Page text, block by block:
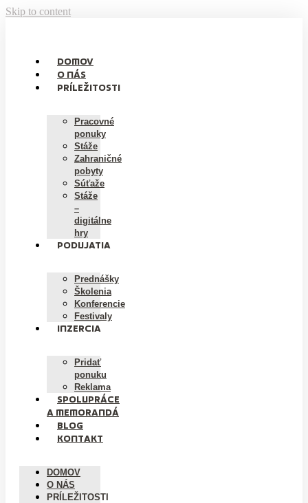
Skip to content
DOMOV
O NÁS
PRÍLEŽITOSTI
Pracovné
ponuky
Stáže
Zahraničné
pobyty
Súťaže
Stáže
–
digitálne
hry
PODUJATIA
Prednášky
Školenia
Konferencie
Festivaly
INZERCIA
Pridať
ponuku
Reklama
SPOLUPRÁCE
A MEMORANDÁ
BLOG
KONTAKT
DOMOV
O NÁS
PRÍLEŽITOSTI